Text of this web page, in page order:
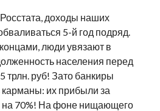
доходы наших
5-й год подряд.
люди увязают в
населения перед
трлн. руб! Зато банкиры
их прибыли за
70%! На фоне нищающего